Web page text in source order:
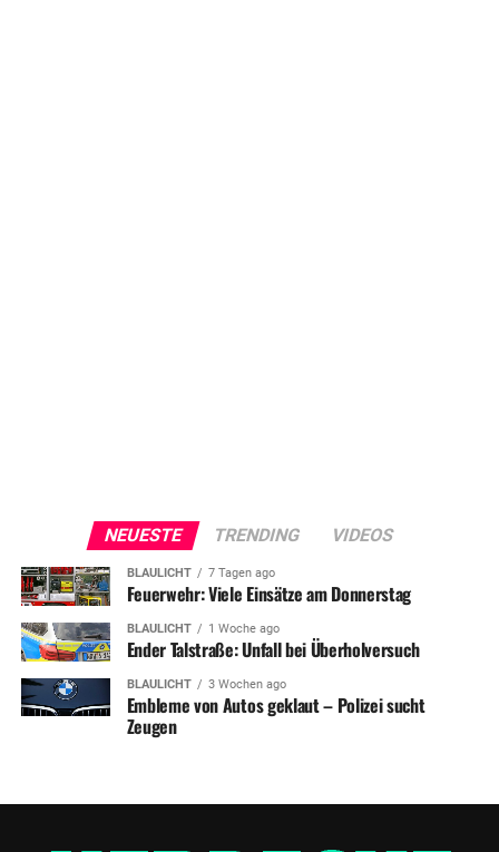
NEUESTE TRENDING VIDEOS
BLAULICHT 7 Tagen ago
Feuerwehr: Viele Einsätze am Donnerstag
BLAULICHT 1 Woche ago
Ender Talstraße: Unfall bei Überholversuch
BLAULICHT 3 Wochen ago
Embleme von Autos geklaut – Polizei sucht
Zeugen